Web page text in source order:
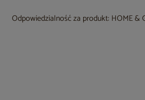
Odpowiedzialność za produkt: HOME &